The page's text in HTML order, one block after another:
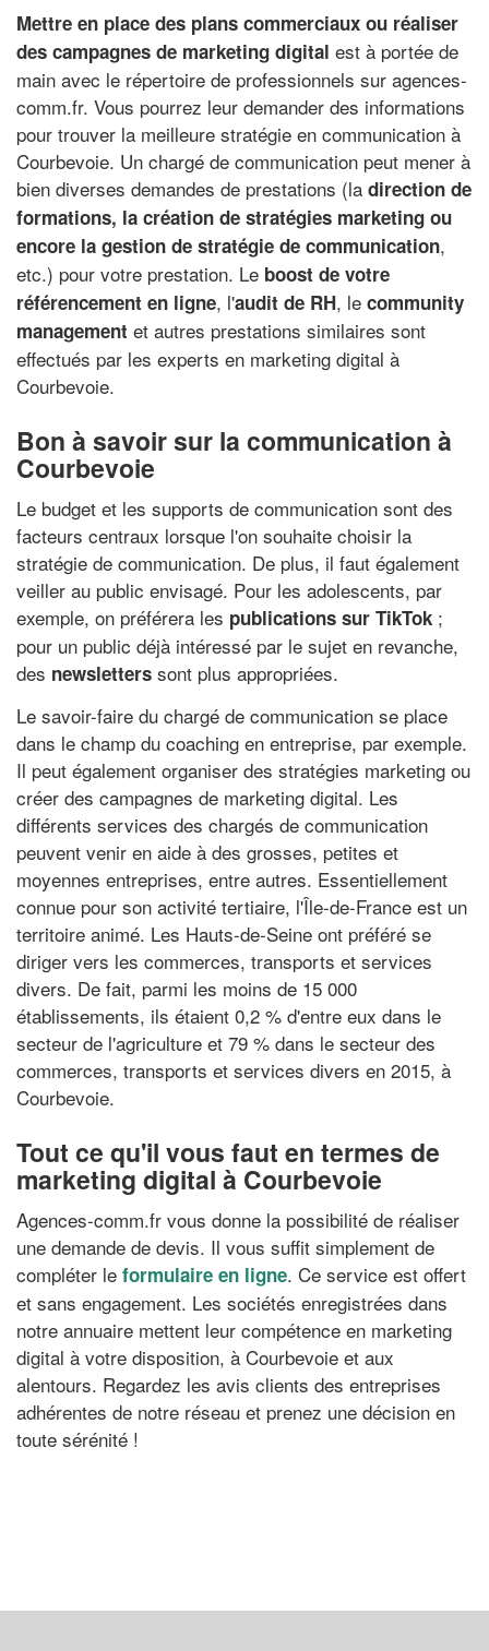
Mettre en place des plans commerciaux ou réaliser
des campagnes de marketing digital est à portée de
main avec le répertoire de professionnels sur agences-
comm.fr. Vous pourrez leur demander des informations
pour trouver la meilleure stratégie en communication à
Courbevoie. Un chargé de communication peut mener à
bien diverses demandes de prestations (la direction de
formations, la création de stratégies marketing ou
encore la gestion de stratégie de communication,
etc.) pour votre prestation. Le boost de votre
référencement en ligne, l'audit de RH, le community
management et autres prestations similaires sont
effectués par les experts en marketing digital à
Courbevoie.
Bon à savoir sur la communication à
Courbevoie
Le budget et les supports de communication sont des
facteurs centraux lorsque l'on souhaite choisir la
stratégie de communication. De plus, il faut également
veiller au public envisagé. Pour les adolescents, par
exemple, on préférera les publications sur TikTok ;
pour un public déjà intéressé par le sujet en revanche,
des newsletters sont plus appropriées.
Le savoir-faire du chargé de communication se place
dans le champ du coaching en entreprise, par exemple.
Il peut également organiser des stratégies marketing ou
créer des campagnes de marketing digital. Les
différents services des chargés de communication
peuvent venir en aide à des grosses, petites et
moyennes entreprises, entre autres. Essentiellement
connue pour son activité tertiaire, l'Île-de-France est un
territoire animé. Les Hauts-de-Seine ont préféré se
diriger vers les commerces, transports et services
divers. De fait, parmi les moins de 15 000
établissements, ils étaient 0,2 % d'entre eux dans le
secteur de l'agriculture et 79 % dans le secteur des
commerces, transports et services divers en 2015, à
Courbevoie.
Tout ce qu'il vous faut en termes de
marketing digital à Courbevoie
Agences-comm.fr vous donne la possibilité de réaliser
une demande de devis. Il vous suffit simplement de
compléter le formulaire en ligne. Ce service est offert
et sans engagement. Les sociétés enregistrées dans
notre annuaire mettent leur compétence en marketing
digital à votre disposition, à Courbevoie et aux
alentours. Regardez les avis clients des entreprises
adhérentes de notre réseau et prenez une décision en
toute sérénité !